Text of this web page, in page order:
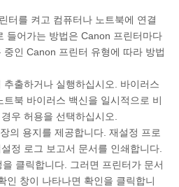
터를 켜고 컴퓨터나 노트북에 연결
들어가는 방법은 Canon 프린터마다
중인 Canon 프린터 유형에 따라 방법
추출하거나 실행하십시오. 바이러스
트북 바이러스 백신을 일시적으로 비
우 허용을 선택하십시오.
의 용지를 제공합니다. 재설정 프로
정 로그 보고서 문서를 인쇄합니다.
클릭합니다. 그러면 프린터가 문서
인 창이 나타나면 확인을 클릭합니